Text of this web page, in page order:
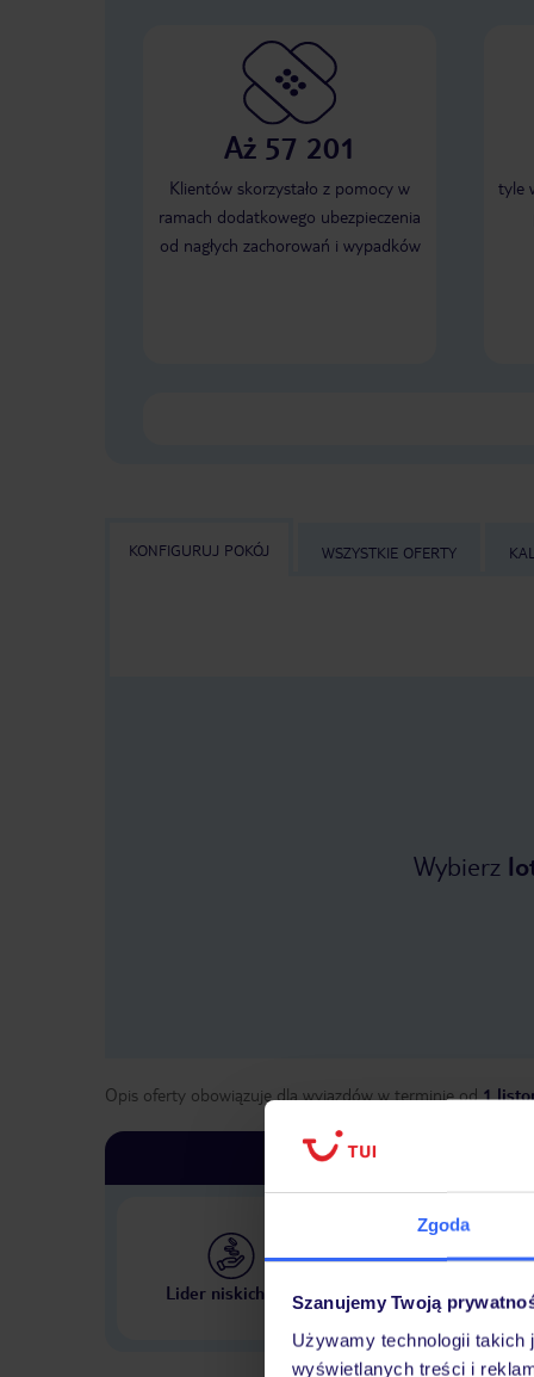
Zgoda
Szanujemy Twoją
Używamy technologii
wyświetlanych treści i
Aż 57 201
Klientów skorzystało z pomocy w
ramach dodatkowego ubezpieczenia
od nagłych zachorowań i wypadków
tyle
KONFIGURUJ POKÓJ WSZYSTKIE OFERTY
Wybierz
Opis oferty obowiązuje dla wyjazdów w terminie od 1
Lider niskich cen
w Polsce